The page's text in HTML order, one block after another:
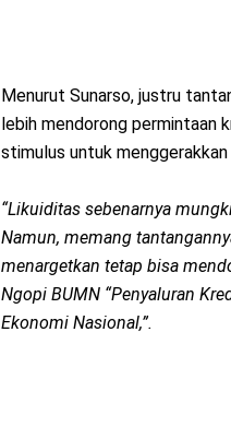
Menurut Sunarso, justru
lebih mendorong permintaan
stimulus untuk
“Likuiditas sebenarnya
Namun, memang
menargetkan tetap bisa
Ngopi BUMN “Penyaluran
Ekonomi Nasional,”.